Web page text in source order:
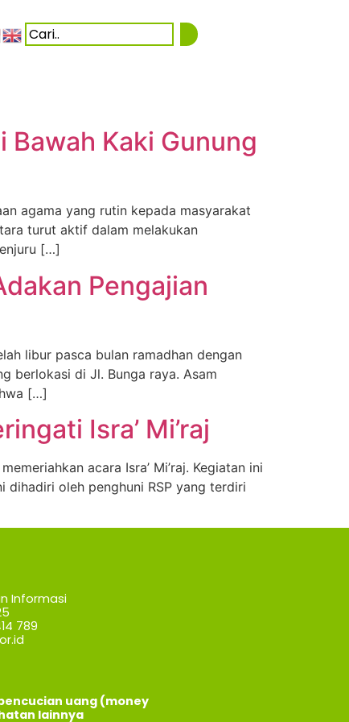
Bawah Kaki Gunung
agama yang rutin kepada masyarakat
turut aktif dalam melakukan
[…]
Pengajian
libur pasca bulan ramadhan dengan
berlokasi di Jl. Bunga raya. Asam
[…]
Isra’ Mi’raj
acara Isra’ Mi’raj. Kegiatan ini
dihadiri oleh penghuni RSP yang terdiri
Informasi
789
uang (money
lainnya